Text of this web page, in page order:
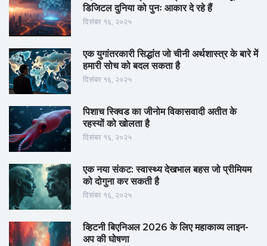
डिजिटल दुनिया को पुनः आकार दे रहे हैं
दिसंबर १६, २०२५
एक युगांतरकारी सिद्धांत जो चीनी अर्थशास्त्र के बारे में
हमारी सोच को बदल सकता है
दिसंबर १६, २०२५
पिशाच स्क्विड का जीनोम विकासवादी अतीत के
रहस्यों को खोलता है
दिसंबर १६, २०२५
एक नया संकट: स्वास्थ्य देखभाल बहस जो प्रीमियम
को दोगुना कर सकती है
दिसंबर १६, २०२५
व्हिटनी बिएनिअल 2026 के लिए महाकाव्य लाइन-
अप की घोषणा